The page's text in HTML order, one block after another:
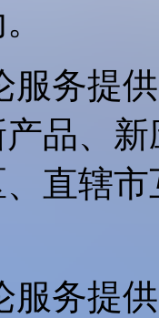
服务提
品、
直辖
服务提